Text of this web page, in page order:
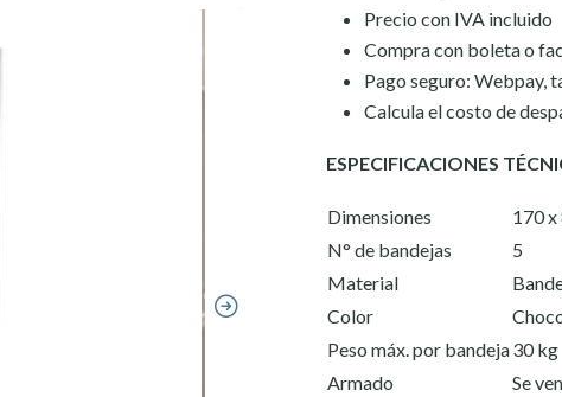
Precio con IVA incluido
Compra con boleta o
Pago seguro: Webpay,
Calcula el costo de
ESPECIFICACIONES
Dimensiones
170 x
N° de bandejas
5
Material
Color
Peso máx. por bandeja30 kg
Armado
Se